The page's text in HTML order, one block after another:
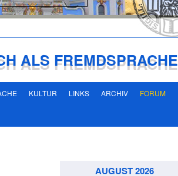
ALS FREMDSPRACHE
KULTUR LINKS ARCHIV FORUM
AUGUST 2026